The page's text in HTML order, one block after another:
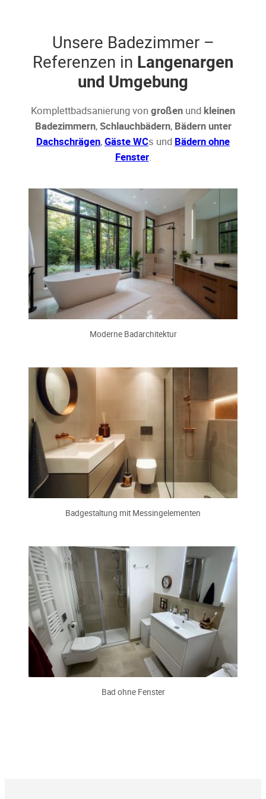
Unsere Badezimmer –
Referenzen in Langenargen
und Umgebung
Komplettbadsanierung von großen und kleinen
Badezimmern,Schlauchbädern, Bädern unter
Dachschrägen,Gäste WCs und Bädern ohne
Fenster.
Moderne Badarchitektur
Badgestaltung mit Messingelementen
Bad ohne Fenster